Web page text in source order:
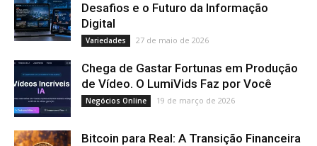
Desafios e o Futuro da Informação
Digital
Variedades 27 de maio de 2026
Chega de Gastar Fortunas em Produção
de Vídeo. O LumiVids Faz por Você
Negócios Online 19 de março de 2026
Bitcoin para Real: A Transição Financeira